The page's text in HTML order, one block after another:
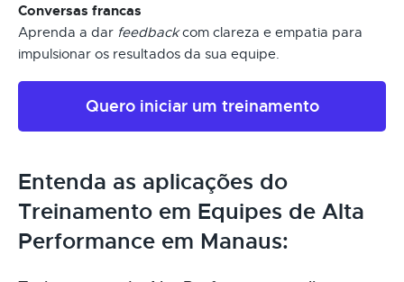
Conversas francas
Aprenda a dar feedbackcom clareza e empatia para
impulsionar os resultados da sua equipe.
Quero iniciar um treinamento
Entenda as aplicações do
Treinamento em Equipes de Alta
Performance em Manaus: